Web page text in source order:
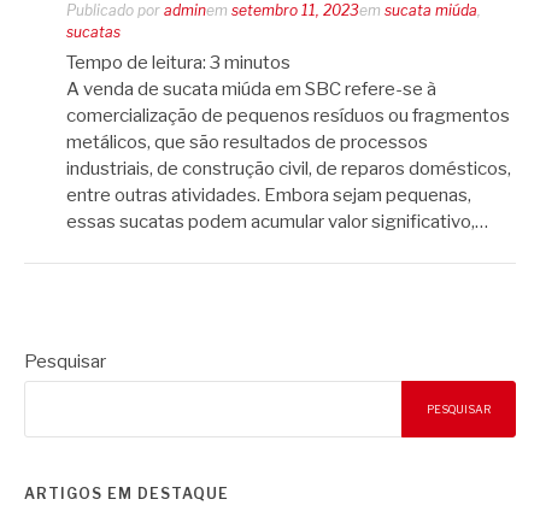
Publicado por adminem setembro 11, 2023em sucata miúda,
sucatas
Tempo de leitura: 3 minutos
A venda de sucata miúda em SBC refere-se à
comercialização de pequenos resíduos ou fragmentos
metálicos, que são resultados de processos
industriais, de construção civil, de reparos domésticos,
entre outras atividades. Embora sejam pequenas,
essas sucatas podem acumular valor significativo,…
Pesquisar
PESQUISAR
ARTIGOS EM DESTAQUE